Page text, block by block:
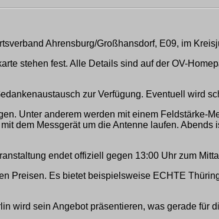
Ahrensburg/Großhansdorf, E09, im
stehen fest. Alle Details sind auf der OV-
zur Verfügung. Eventuell wird
Unter anderem werden mit einem Feldstärke-
dem Messgerät um die Antenne laufen. Abends
endet offiziell gegen 13:00 Uhr zum
Preisen. Es bietet beispielsweise ECHTE
wird sein Angebot präsentieren, was gerade für